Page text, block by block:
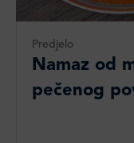
Predjelo
Namaz od
pečenog